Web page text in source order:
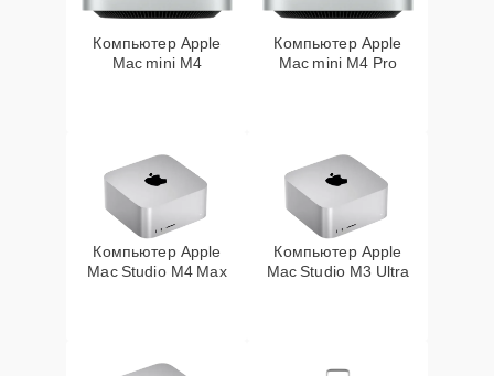
Компьютер Apple
Mac mini M4
Компьютер Apple
Mac mini M4 Pro
Компьютер Apple
Mac Studio M4 Max
Компьютер Apple
Mac Studio M3 Ultra